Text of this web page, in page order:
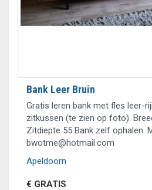
Bank Leer Bruin
Gratis leren bank met fles leer-
zitkussen (te zien op foto).
Zitdiepte 55 Bank zelf ophalen.
bwotme@hotmail.com
Apeldoorn
€ GRATIS